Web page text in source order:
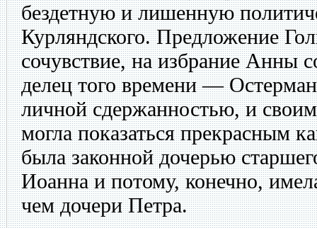
бездетную и лишенную
Курляндского. Предложение
сочувствие, на избрание Анны
делец того времени —
личной сдержанностью, и
могла показаться прекрасным
была законной дочерью
Иоанна и потому, конечно,
чем дочери Петра.